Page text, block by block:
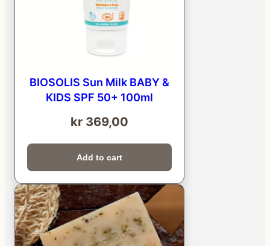
BIOSOLIS Sun Milk BABY &
KIDS SPF 50+ 100ml
kr 369,00
Add to cart